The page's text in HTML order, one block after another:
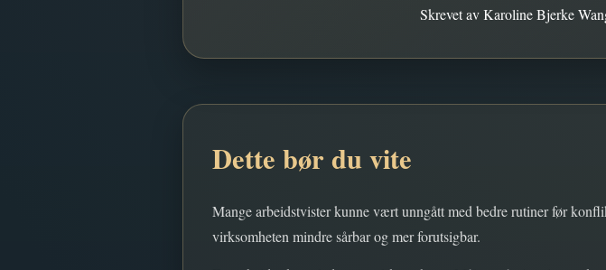
Skrevet av Karoline Bjerke
Dette bør du vite
Mange arbeidstvister kunne vært unngått med bedre rutiner før
virksomheten mindre sårbar og mer forutsigbar.